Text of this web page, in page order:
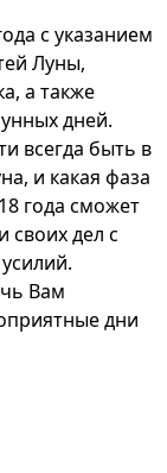
с указанием
Луны,
а также
дней.
всегда быть в
и какая фаза
года сможет
своих дел с
Вам
дни